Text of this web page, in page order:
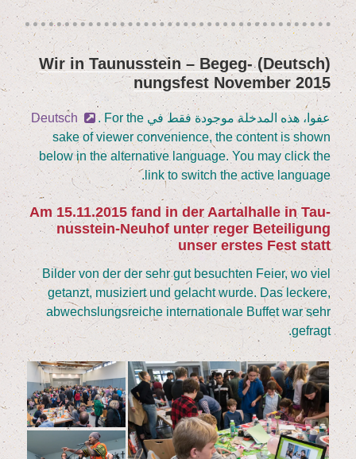
نُشر
في
(Deutsch) Wir in Tau­nus­stein – Begeg­
nungs­fest Novem­ber2015
عفوا، هذه المدخلة موجودة فقط في Deutsch
. For the
sake of view­er con­ve­ni­ence, the con­tent is shown
below in the alter­na­ti­ve lan­guage. You may click the
link to switch the acti­ve language.
Am15.11.2015 fand in der Aar­tal­hal­le in Tau­
nus­stein-Neu­hof unter reger Betei­li­gung
unser ers­tes Fest statt
Bil­der von der der sehr gut besuch­ten Fei­er, wo viel
getanzt, musi­ziert und gelacht wur­de. Das lecke­re,
abwechs­lungs­rei­che inter­na­tio­na­le Buf­fet war sehr
gefragt.